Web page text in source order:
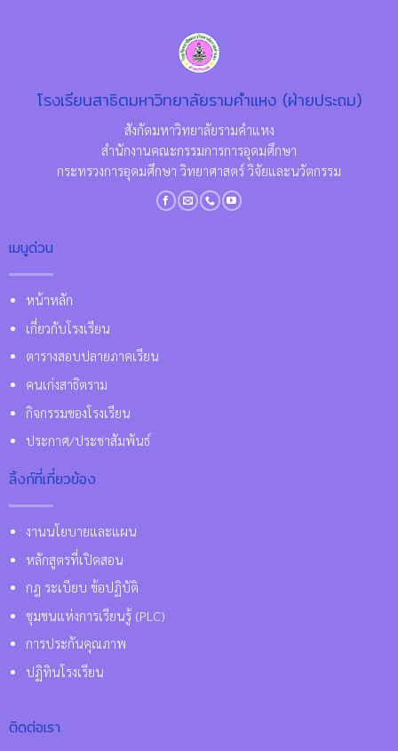
โรงเรียนสาธิตมหาวิทยาลัยรามคำแหง (ฝ่ายประถม)
สังกัดมหาวิทยาลัยรามคำแหง
สำนักงานคณะกรรมการการอุดมศึกษา
กระทรวงการอุดมศึกษา วิทยาศาสตร์ วิจัยและนวัตกรรม
เมนูด่วน
หน้าหลัก
เกี่ยวกับโรงเรียน
ตารางสอบปลายภาคเรียน
คนเก่งสาธิตราม
กิจกรรมของโรงเรียน
ประกาศ/ประชาสัมพันธ์
ลิ้งก์ที่เกี่ยวข้อง
งานนโยบายและแผน
หลักสูตรที่เปิดสอน
กฎ ระเบียบ ข้อปฏิบัติ
ชุมชนแห่งการเรียนรู้ (PLC)
การประกันคุณภาพ
ปฏิทินโรงเรียน
ติดต่อเรา